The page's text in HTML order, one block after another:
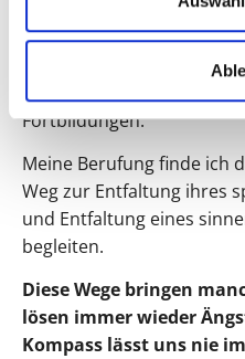
ausgebildet.
Seit 2018 befinde ich mich
Fortbildungen.
Meine Berufung finde ich
Weg zur Entfaltung ihres
und Entfaltung eines
begleiten.
Diese Wege bringen
lösen immer wieder
Kompass lässt uns nie